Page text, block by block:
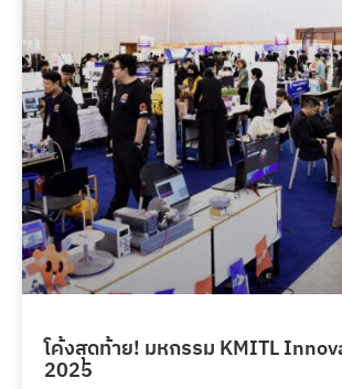
โค้งสุดท้าย! มหกรรม KMITL
2025